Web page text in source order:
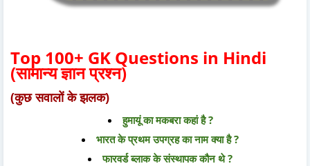
Top 100+ GK Questions in Hindi
(सामान्य ज्ञान प्रश्न)
(कुछ सवालों के झलक)
हुमायूं का मकबरा कहां है ?
भारत के प्रथम उपग्रह का नाम क्या है ?
फारवर्ड ब्लाक के संस्थापक कौन थे ?